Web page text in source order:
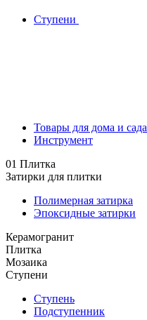
Ступени
Товары для дома и сада
Инструмент
01 Плитка
Затирки для плитки
Полимерная затирка
Эпоксидные затирки
Керамогранит
Плитка
Мозаика
Ступени
Ступень
Подступенник